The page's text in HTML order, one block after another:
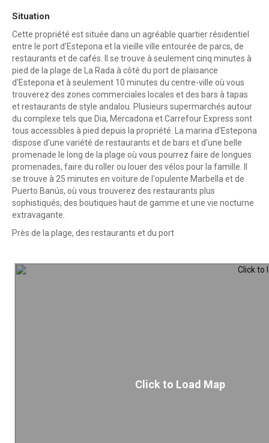
Situation
Cette propriété est située dans un agréable quartier résidentiel
entre le port d'Estepona et la vieille ville entourée de parcs, de
restaurants et de cafés. Il se trouve à seulement cinq minutes à
pied de la plage de La Rada à côté du port de plaisance
d'Estepona et à seulement 10 minutes du centre-ville où vous
trouverez des zones commerciales locales et des bars à tapas
et restaurants de style andalou. Plusieurs supermarchés autour
du complexe tels que Dia, Mercadona et Carrefour Express sont
tous accessibles à pied depuis la propriété. La marina d'Estepona
dispose d'une variété de restaurants et de bars et d'une belle
promenade le long de la plage où vous pourrez faire de longues
promenades, faire du roller ou louer des vélos pour la famille. Il
se trouve à 25 minutes en voiture de l'opulente Marbella et de
Puerto Banús, où vous trouverez des restaurants plus
sophistiqués, des boutiques haut de gamme et une vie nocturne
extravagante.
Près de la plage, des restaurants et du port
Click to Load Map